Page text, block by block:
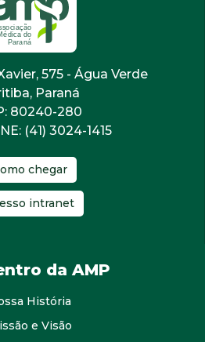
575 - Água Verde
Paraná
80240-280
(41) 3024-1415
chegar
intranet
da AMP
História
e Visão